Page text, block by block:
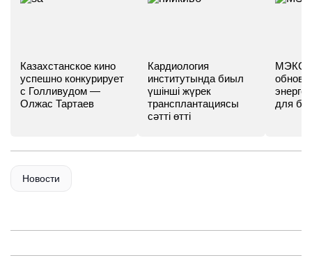
Казахстанское кино
успешно конкурирует
с Голливудом —
Олжас Тартаев
Кардиология
институтында биыл
үшінші жүрек
трансплантациясы
сәтті өтті
МЭКС -
для
Новости